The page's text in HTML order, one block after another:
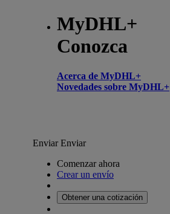
MyDHL+
Conozca
Acerca de MyDHL+
Novedades sobre MyDHL+
EnviarEnviar
Comenzar ahora
Crear un envío
Obtener una cotización